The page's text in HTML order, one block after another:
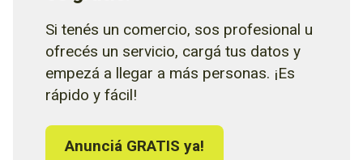
Si tenés un comercio, sos profesional u
ofrecés un servicio, cargá tus datos y
empezá a llegar a más personas. ¡Es
rápido y fácil!
Anunciá GRATIS ya!